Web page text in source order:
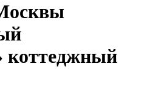
коттеджный